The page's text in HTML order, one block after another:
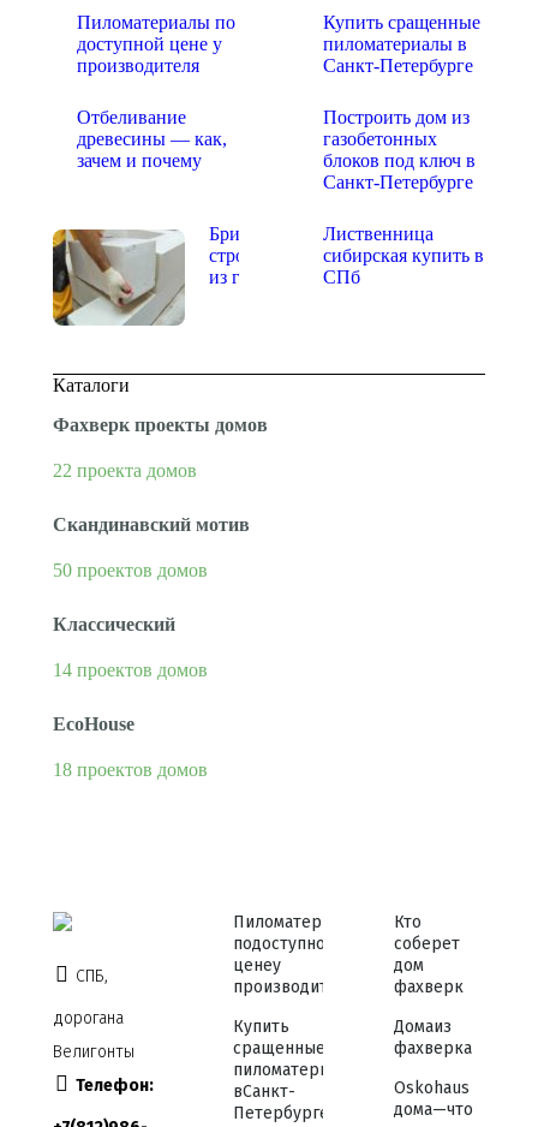
Пиломатериалы по
доступной цене у
производителя
Купить сращенные
пиломатериалы в
Санкт-Петербурге
Отбеливание
древесины — как,
зачем и почему
Построить дом из
газобетонных
блоков под ключ в
Санкт-Петербурге
Бригада для
строительства
из газобетона
Лиственница
сибирская купить в
СПб
Каталоги
Фахверк проекты домов
22 проекта домов
Скандинавский мотив
50 проектов домов
Классический
14 проектов домов
EcoHouse
18 проектов домов
СПБ,
дорога на
Велигонты
Телефон:
Пиломатериалы
по доступной
цене у
производителя
Купить
сращенные
пиломатериалы
в Санкт-
Петербурге
Кто
соберет
дом
фахверк
Дома из
фахверка
Osko haus
дома — что